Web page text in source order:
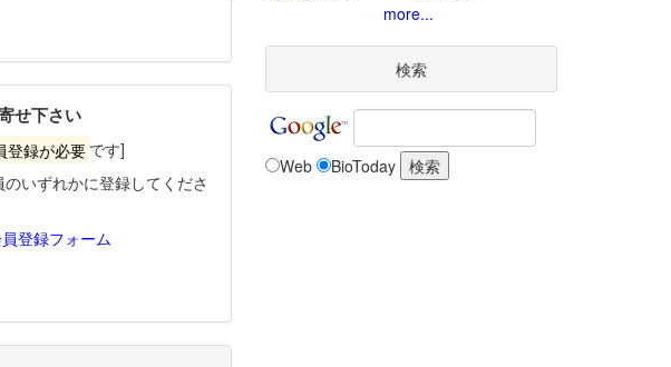
せ下さい
登録が必要 です]
いずれかに登録してくださ
登録フォーム
more...
検索
Web BioToday